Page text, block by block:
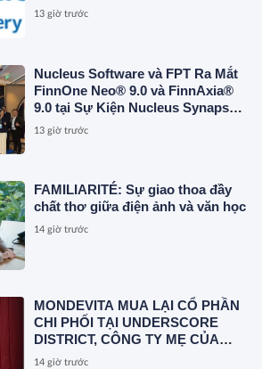
13 giờ trước
Nucleus Software và FPT Ra Mắt
FinnOne Neo® 9.0 và FinnAxia®
9.0 tại Sự Kiện Nucleus Synapse
Lần Đầu Tiên tại Việt Nam
13 giờ trước
FAMILIARITÉ: Sự giao thoa đầy
chất thơ giữa điện ảnh và văn học
14 giờ trước
MONDEVITA MUA LẠI CỔ PHẦN
CHI PHỐI TẠI UNDERSCORE
DISTRICT, CÔNG TY MẸ CỦA
MAGLIANO, ĐÁNH DẤU BƯỚC
14 giờ trước